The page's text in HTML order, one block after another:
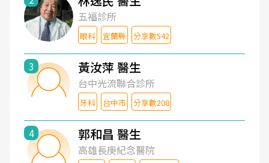
五福診所
眼科 宜蘭縣 分享數542
3 黃汝萍 醫生
台中光流聯合診所
牙科 台中市 分享數208
4 郭和昌 醫生
高雄長庚紀念醫院